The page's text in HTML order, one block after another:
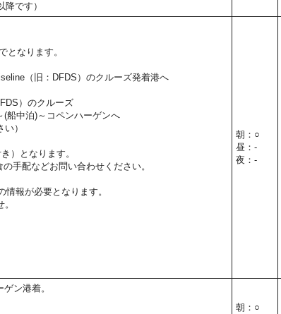
降です）
となります。
（旧：DFDS）のクルーズ発着港へ
）のクルーズ
(船中泊)～コペンハーゲンへ
）
）となります。
手配などお問い合わせください。
報が必要となります。
朝：○
昼：-
夜：-
ン港着。
朝：○